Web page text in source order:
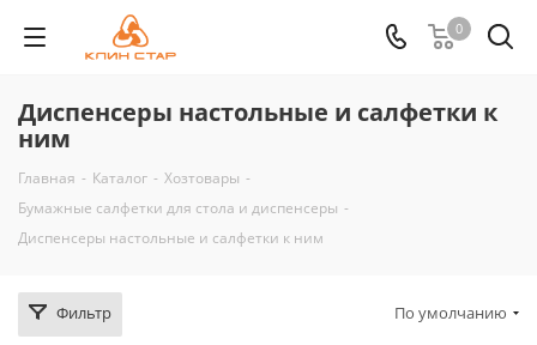
0
Диспенсеры настольные и салфетки к
ним
Главная - Каталог - Хозтовары -
Бумажные салфетки для стола и диспенсеры -
Диспенсеры настольные и салфетки к ним
Фильтр По умолчанию